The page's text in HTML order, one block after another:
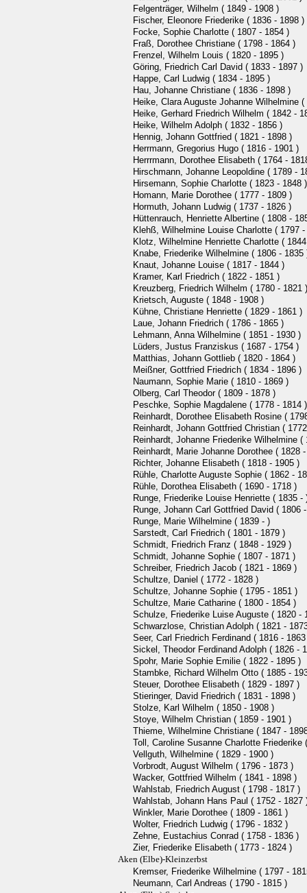
Felgenträger, Wilhelm ( 1849 - 1908 )
Fischer, Eleonore Friederike ( 1836 - 1898 )
Focke, Sophie Charlotte ( 1807 - 1854 )
Fraß, Dorothee Christiane ( 1798 - 1864 )
Frenzel, Wilhelm Louis ( 1820 - 1895 )
Göring, Friedrich Carl David ( 1833 - 1897 )
Happe, Carl Ludwig ( 1834 - 1895 )
Hau, Johanne Christiane ( 1836 - 1898 )
Heike, Clara Auguste Johanne Wilhelmine
Heike, Gerhard Friedrich Wilhelm ( 1842 -
Heike, Wilhelm Adolph ( 1832 - 1856 )
Hennig, Johann Gottfried ( 1821 - 1898 )
Herrmann, Gregorius Hugo ( 1816 - 1901 )
Herrrmann, Dorothee Elisabeth ( 1764 -
Hirschmann, Johanne Leopoldine ( 1789 -
Hirsemann, Sophie Charlotte ( 1823 - 1848 )
Homann, Marie Dorothee ( 1777 - 1809 )
Hormuth, Johann Ludwig ( 1737 - 1826 )
Hüttenrauch, Henriette Albertine ( 1808 -
Klehß, Wilhelmine Louise Charlotte ( 1797 -
Klotz, Wilhelmine Henriette Charlotte (
Knabe, Friederike Wilhelmine ( 1806 - 1835
Knaut, Johanne Louise ( 1817 - 1844 )
Kramer, Karl Friedrich ( 1822 - 1851 )
Kreuzberg, Friedrich Wilhelm ( 1780 - 1821 )
Krietsch, Auguste ( 1848 - 1908 )
Kühne, Christiane Henriette ( 1829 - 1861 )
Laue, Johann Friedrich ( 1786 - 1865 )
Lehmann, Anna Wilhelmine ( 1851 - 1930 )
Lüders, Justus Franziskus ( 1687 - 1754 )
Matthias, Johann Gottlieb ( 1820 - 1864 )
Meißner, Gottfried Friedrich ( 1834 - 1896 )
Naumann, Sophie Marie ( 1810 - 1869 )
Olberg, Carl Theodor ( 1809 - 1878 )
Peschke, Sophie Magdalene ( 1778 - 1814 )
Reinhardt, Dorothee Elisabeth Rosine (
Reinhardt, Johann Gottfried Christian (
Reinhardt, Johanne Friederike Wilhelmine (
Reinhardt, Marie Johanne Dorothee ( 1828
Richter, Johanne Elisabeth ( 1818 - 1905 )
Rühle, Charlotte Auguste Sophie ( 1862 -
Rühle, Dorothea Elisabeth ( 1690 - 1718 )
Runge, Friederike Louise Henriette ( 1835 -
Runge, Johann Carl Gottfried David ( 1806
Runge, Marie Wilhelmine ( 1839 - )
Sarstedt, Carl Friedrich ( 1801 - 1879 )
Schmidt, Friedrich Franz ( 1848 - 1929 )
Schmidt, Johanne Sophie ( 1807 - 1871 )
Schreiber, Friedrich Jacob ( 1821 - 1869 )
Schultze, Daniel ( 1772 - 1828 )
Schultze, Johanne Sophie ( 1795 - 1851 )
Schultze, Marie Catharine ( 1800 - 1854 )
Schulze, Friederike Luise Auguste ( 1820 -
Schwarzlose, Christian Adolph ( 1821 -
Seer, Carl Friedrich Ferdinand ( 1816 -
Sickel, Theodor Ferdinand Adolph ( 1826 -
Spohr, Marie Sophie Emilie ( 1822 - 1895 )
Stambke, Richard Wilhelm Otto ( 1885 -
Steuer, Dorothee Elisabeth ( 1829 - 1897 )
Stieringer, David Friedrich ( 1831 - 1898 )
Stolze, Karl Wilhelm ( 1850 - 1908 )
Stoye, Wilhelm Christian ( 1859 - 1901 )
Thieme, Wilhelmine Christiane ( 1847 -
Toll, Caroline Susanne Charlotte Friederike
Vellguth, Wilhelmine ( 1829 - 1900 )
Vorbrodt, August Wilhelm ( 1796 - 1873 )
Wacker, Gottfried Wilhelm ( 1841 - 1898 )
Wahlstab, Friedrich August ( 1798 - 1817 )
Wahlstab, Johann Hans Paul ( 1752 - 1827
Winkler, Marie Dorothee ( 1809 - 1861 )
Wolter, Friedrich Ludwig ( 1796 - 1832 )
Zehne, Eustachius Conrad ( 1758 - 1836 )
Zier, Friederike Elisabeth ( 1773 - 1824 )
Aken (Elbe)-Kleinzerbst
Kremser, Friederike Wilhelmine ( 1797 -
Neumann, Carl Andreas ( 1790 - 1815 )